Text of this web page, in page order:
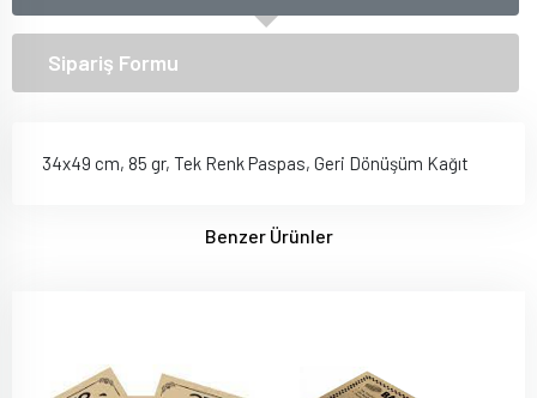
Sipariş Formu
34x49 cm, 85 gr, Tek Renk Paspas, Geri Dönüşüm Kağıt
Benzer Ürünler